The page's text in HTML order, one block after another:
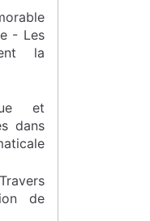
- Les
la
et
dans
de